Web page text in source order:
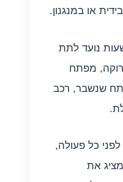
או במנגנון.
מנעולן באפקה 24 שעות נועד לתת
מפתח
שנשבר, רכב
כל פעולה,
את